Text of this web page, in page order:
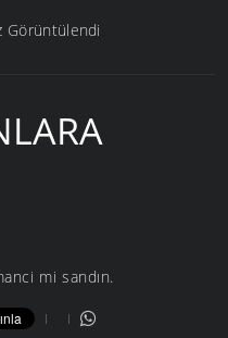
Görüntülendi
mi sandın.